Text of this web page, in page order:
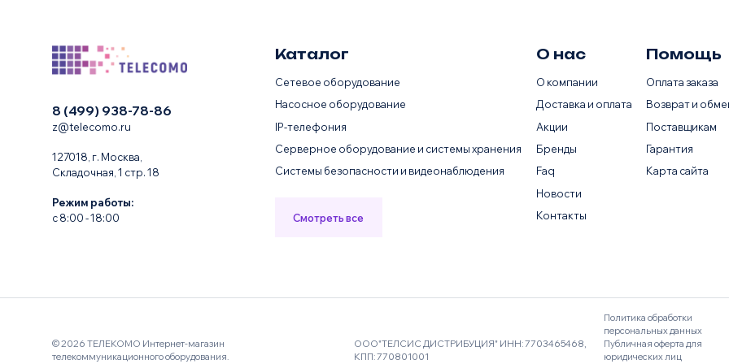
8 (499) 938-78-86
z@telecomo.ru
127018, г. Москва,
Складочная, 1 стр. 18
Режим работы:
с 8:00 - 18:00
Каталог
Сетевое оборудование
Насосное оборудование
IP-телефония
Серверное оборудование и системы хранения
Системы безопасности и видеонаблюдения
Смотреть все
О нас
О компании
Доставка и оплата
Акции
Бренды
Faq
Новости
Контакты
Помощь
Оплата заказа
Возврат и
Поставщикам
Гарантия
Карта сайта
© 2026 ТЕЛЕКОМО Интернет-магазин
телекоммуникационного оборудования.
ООО"ТЕЛСИС ДИСТРИБУЦИЯ" ИНН: 7703465468,
КПП: 770801001
Политика обработки
персональных данных
Публичная оферта для
юридических лиц